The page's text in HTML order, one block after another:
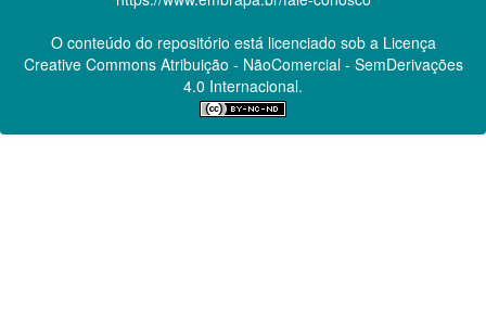
O conteúdo do repositório está licenciado sob a Licença
Creative CommonsAtribuição - NãoComercial - SemDerivações
4.0 Internacional.